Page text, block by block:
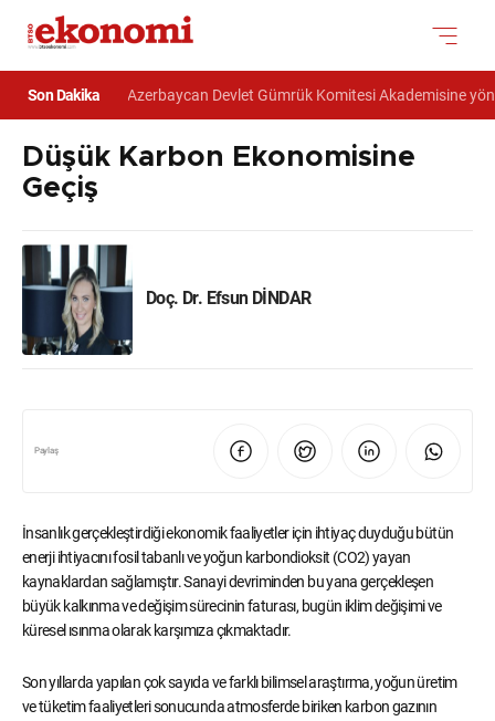
Son DakikaTSE, Azerbaycan Devlet Gümrük Komitesi Akademisine
Düşük Karbon Ekonomisine
Geçiş
Doç. Dr. Efsun DİNDAR
Paylaş
İnsanlık gerçekleştirdiği ekonomik faaliyetler için ihtiyaç duyduğu bütün
enerji ihtiyacını fosil tabanlı ve yoğun karbondioksit (CO2) yayan
kaynaklardan sağlamıştır. Sanayi devriminden bu yana gerçekleşen
büyük kalkınma ve değişim sürecinin faturası, bugün iklim değişimi ve
küresel ısınma olarak karşımıza çıkmaktadır.
Son yıllarda yapılan çok sayıda ve farklı bilimsel araştırma, yoğun üretim
ve tüketim faaliyetleri sonucunda atmosferde biriken karbon gazının